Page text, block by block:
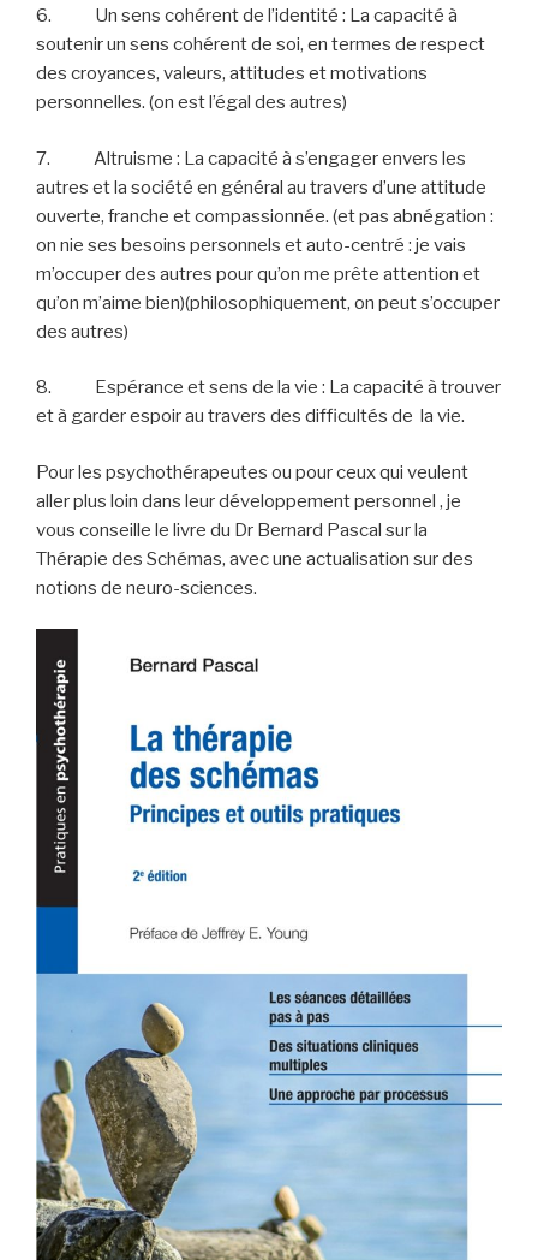
6. Un sens cohérent de l’identité : La capacité à
soutenir un sens cohérent de soi, en termes de respect
des croyances, valeurs, attitudes et motivations
personnelles. (on est l’égal des autres)
7. Altruisme : La capacité à s’engager envers les
autres et la société en général au travers d’une attitude
ouverte, franche et compassionnée. (et pas abnégation :
on nie ses besoins personnels et auto-centré : je vais
m’occuper des autres pour qu’on me prête attention et
qu’on m’aime bien)(philosophiquement, on peut s’occuper
des autres)
8. Espérance et sens de la vie : La capacité à trouver
et à garder espoir au travers des difficultés de la vie.
Pour les psychothérapeutes ou pour ceux qui veulent
aller plus loin dans leur développement personnel , je
vous conseille le livre du Dr Bernard Pascal sur la
Thérapie des Schémas, avec une actualisation sur des
notions de neuro-sciences.